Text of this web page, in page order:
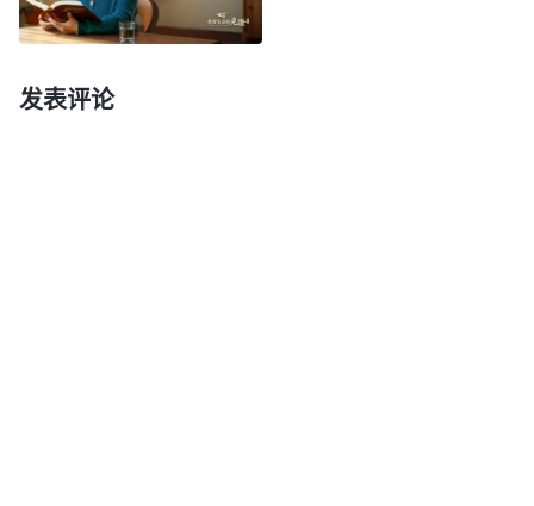
代表顺服神，孝顺父母和尽本分发生冲突了，我应该
纠结痛苦了，愿意顺服神的主宰安排安下心来尽本
发表评论